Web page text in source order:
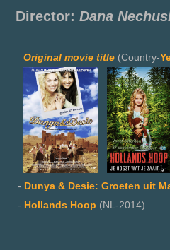
Director: Dana
Original movie title (Country-
- Dunya & Desie: Groeten uit
- Hollands Hoop (NL-2014)